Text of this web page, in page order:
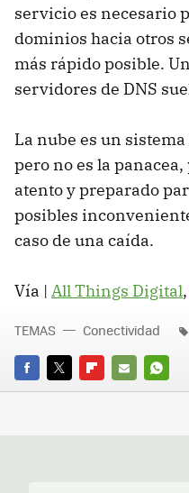
servicio es necesario
dominios hacia otros
más rápido posible.
servidores de DNS
La nube es un
pero no es la
atento y preparado
posibles
caso de una caída.
Vía | All Things Digital,
FACEBOOK
TWITTERFLIPBOARD
E-
TEMAS Conectividad